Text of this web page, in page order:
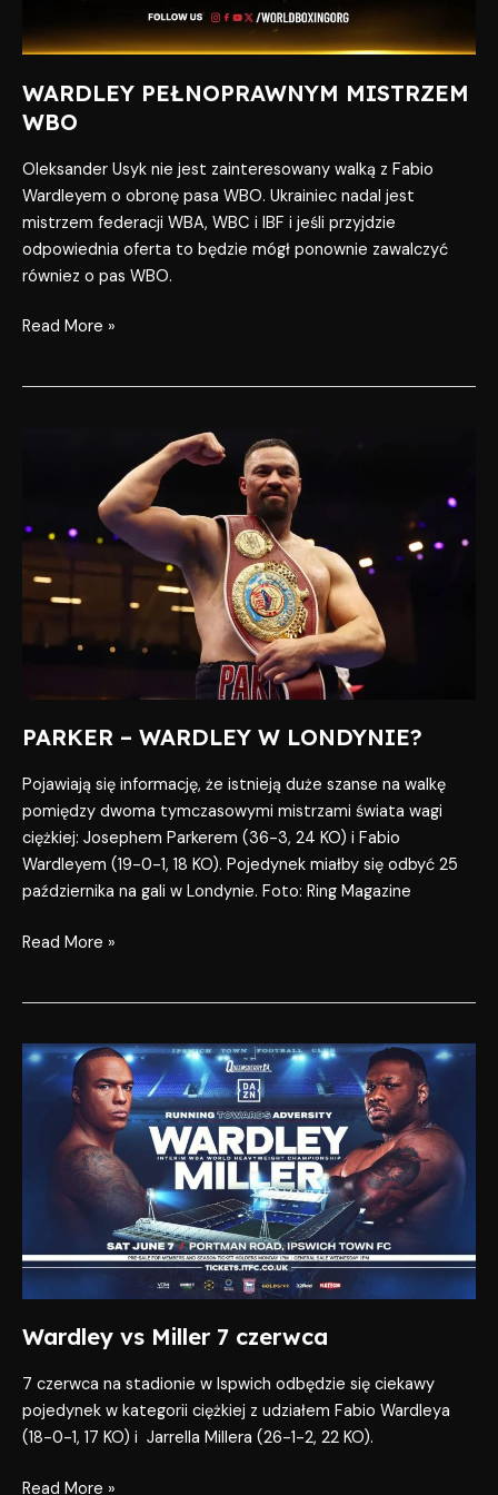
WARDLEY PEŁNOPRAWNYM MISTRZEM
WBO
Oleksander Usyk nie jest zainteresowany walką z Fabio
Wardleyem o obronę pasa WBO. Ukrainiec nadal jest
mistrzem federacji WBA, WBC i IBF i jeśli przyjdzie
odpowiednia oferta to będzie mógł ponownie zawalczyć
równiez o pas WBO.
Read More »
PARKER – WARDLEY W LONDYNIE?
Pojawiają się informację, że istnieją duże szanse na walkę
pomiędzy dwoma tymczasowymi mistrzami świata wagi
ciężkiej: Josephem Parkerem (36-3, 24 KO) i Fabio
Wardleyem (19-0-1, 18 KO). Pojedynek miałby się odbyć 25
października na gali w Londynie. Foto: Ring Magazine
LONDYNIE?
Read More »
Wardley vs Miller 7 czerwca
7 czerwca na stadionie w Ispwich odbędzie się ciekawy
pojedynek w kategorii ciężkiej z udziałem Fabio Wardleya
(18-0-1, 17 KO) i Jarrella Millera (26-1-2, 22 KO).
Wardley
czerwca
Read More »